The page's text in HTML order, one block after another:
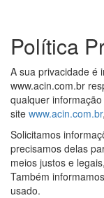
Política
A sua privacidade é
www.acin.com.br
qualquer
site www.acin.com.br
Solicitamos
precisamos delas
meios justos e
Também
usado.